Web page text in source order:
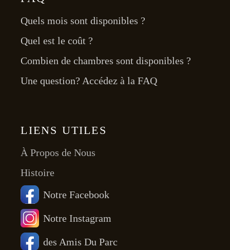
Quels mois sont disponibles ?
Quel est le coût ?
Combien de chambres sont disponibles ?
Une question? Accédez à la FAQ
LIENS UTILES
À Propos de Nous
Histoire
Notre Facebook
Notre Instagram
des Amis Du Parc